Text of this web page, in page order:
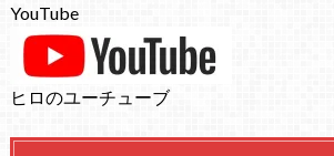
YouTube
ヒロのユーチューブ